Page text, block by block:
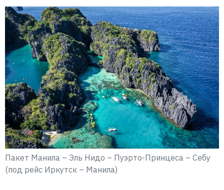
Пакет Манила – Эль Нидо – Пуэрто-Принцеса – Себу
(под рейс Иркутск – Манила)